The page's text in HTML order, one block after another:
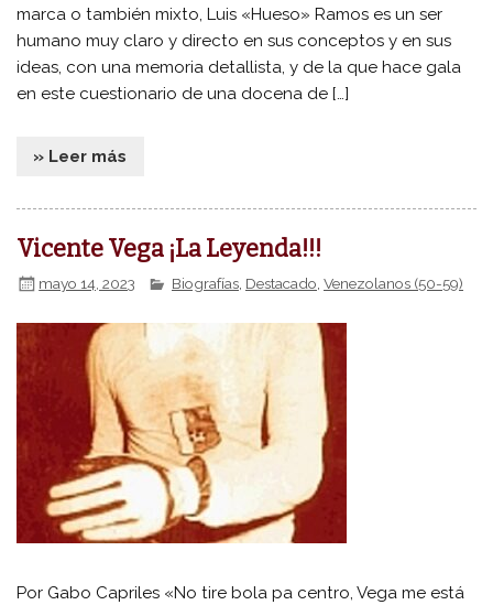
marca o también mixto, Luis «Hueso» Ramos es un ser
humano muy claro y directo en sus conceptos y en sus
ideas, con una memoria detallista, y de la que hace gala
en este cuestionario de una docena de […]
» Leer más
Vicente Vega ¡La Leyenda!!!
mayo 14, 2023 Biografías Destacado ,Venezolanos (50-59)
Por Gabo Capriles «No tire bola pa centro, Vega me está